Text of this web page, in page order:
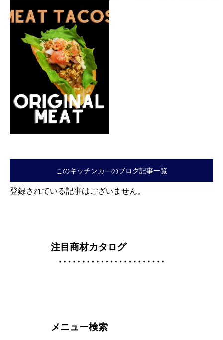
このキッチンカ―のブログ記事一覧
登録されている記事はございません。
注目商材カタログ
メニュー検索